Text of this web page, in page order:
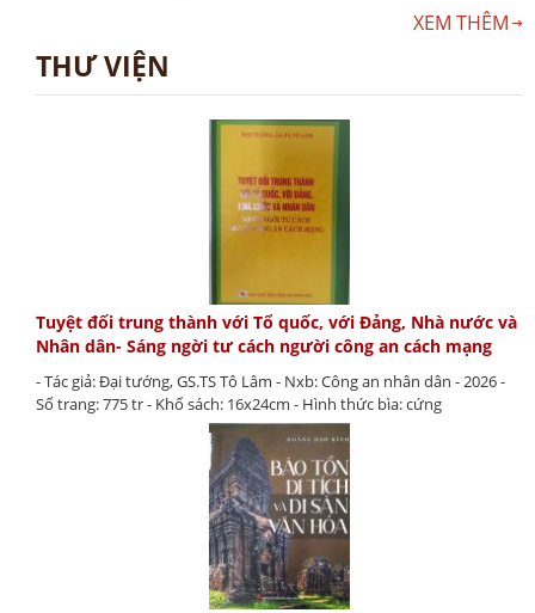
XEM THÊM
THƯ VIỆN
Tuyệt đối trung thành với Tổ quốc, với Đảng, Nhà nước và
Nhân dân- Sáng ngời tư cách người công an cách mạng
- Tác giả: Đại tướng, GS.TS Tô Lâm - Nxb: Công an nhân dân - 2026 -
Số trang: 775 tr - Khổ sách: 16x24cm - Hình thức bìa: cứng